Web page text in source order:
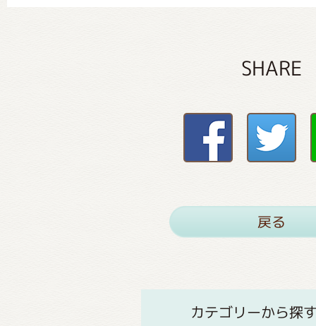
SHARE
戻る
カテゴリーから探